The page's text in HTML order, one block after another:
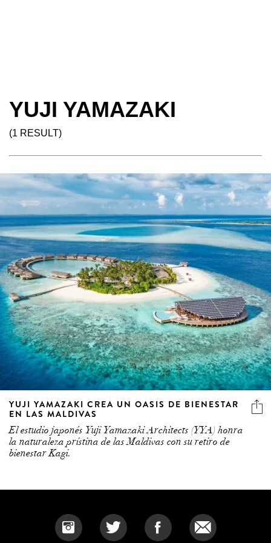
YUJI YAMAZAKI
(1 RESULT)
YUJI YAMAZAKI CREA UN OASIS DE BIENESTAR
EN LAS MALDIVAS
El estudio japonés Yuji Yamazaki Architects (YYA) honra
la naturaleza prístina de las Maldivas con su retiro de
bienestar Kagi.